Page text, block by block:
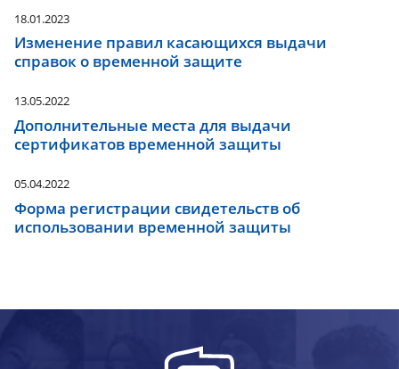
18.01.2023
Изменение правил касающихся выдачи
справок о временной защите
13.05.2022
Дополнительные места для выдачи
сертификатов временной защиты
05.04.2022
Форма регистрации свидетельств об
использовании временной защиты